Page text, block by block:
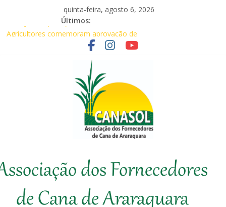
quinta-feira, agosto 6, 2026
Últimos:
Baile Junino (2026) – Canasol
Agricultores comemoram aprovação de
requerimentos de urgência para temas de
CANASOL leva conhecimento técnico ao
Canasol marca presença na 1ª Edição do
Fator Biológico da Canaplan
Associados da Canasol participam da
Coopercitrus Expo 2026
Canasol
Associação
Fornecedores
dos Fornecedores
de Cana de Araraquara